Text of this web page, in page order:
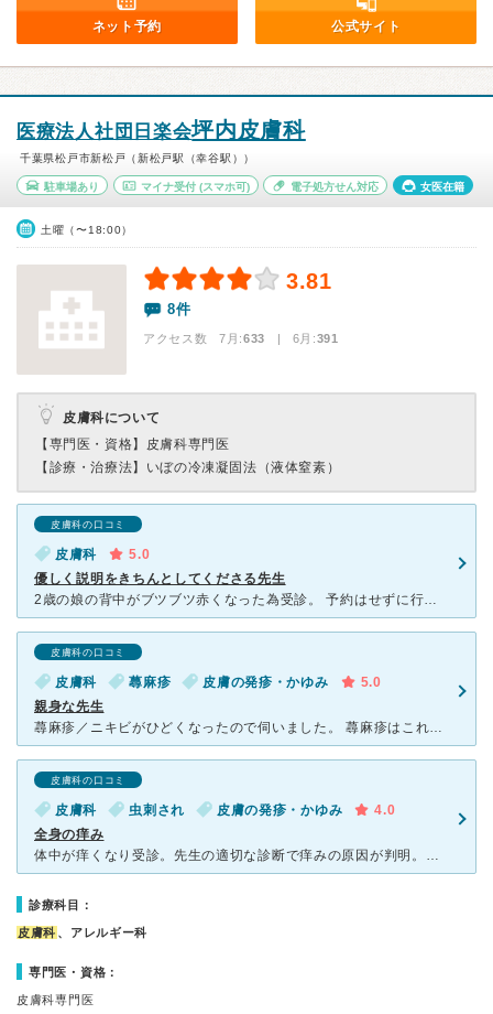
ネット予約 公式サイト
医療法人社団日楽会坪内皮膚科
千葉県松戸市新松戸（新松戸駅（幸谷駅））
駐車場あり マイナ受付(スマホ可) 電子処方せん対応 女医在籍
土曜（〜18:00）
3.81
8件
アクセス数 7月:633 | 6月:391
皮膚科について
【専門医・資格】 皮膚科専門医
【診療・治療法】 いぼの冷凍凝固法（液体窒素）
皮膚科の口コミ
皮膚科
5.0
優しく説明をきちんとしてくださる先生
2歳の娘の背中がブツブツ赤くなった為受診。 予約はせずに行きましたが、そんなに混んでなく 広い院内にテレビがついていて、本もたくさんあり 待ち時間も苦ではありませんでした。 先生は女性
皮膚科の口コミ
皮膚科 蕁麻疹 皮膚の発疹・かゆみ
5.0
親身な先生
蕁麻疹／ニキビがひどくなったので伺いました。 蕁麻疹はこれまでも他院にて薬の処方をしていただいていたのですが、引っ越しで新たに処方していただける病院を探してお伺いしました。 蕁麻疹だと以前の病
皮膚科の口コミ
皮膚科 虫刺され 皮膚の発疹・かゆみ
4.0
全身の痒み
体中が痒くなり受診。先生の適切な診断で痒みの原因が判明。他の病院では原因不明で塗り薬のみの処方でした。 ここできちんと治せて良かったです。 完全予約制です。 午前に行く場合は朝一で予約した方
診療科目：
皮膚科 、アレルギー科
専門医・資格：
皮膚科専門医